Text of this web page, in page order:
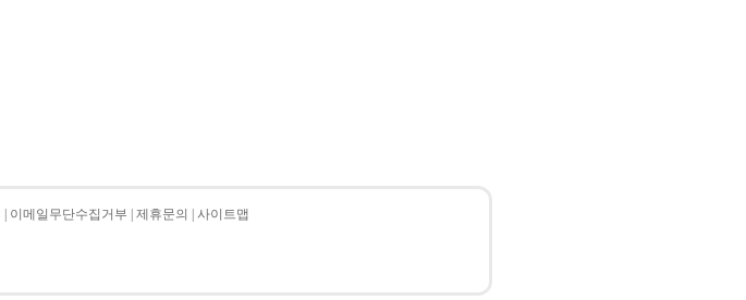
이메일무단수집거부 제휴문의 사이트맵